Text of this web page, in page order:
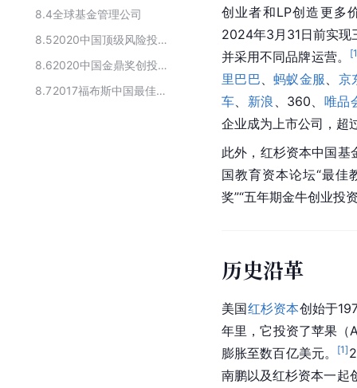
8.4全球基金管理公司
8.5
2020中国顶级风险投资机构榜单
8.6
2020中国金鼎奖创投系列奖项获奖名单
8.7
2017福布斯中国最佳创投机构
创业者和LP创造更多
2024年3月31日前实现
并采用不同品牌运营。
[
里巴巴 、蚂蚁金服
京
车
新浪 、360、 唯品
企业成为上市公司，超
此外，红杉资本中国基
国教育资本论坛“最佳
奖”“五年期金牛创业投
历史沿革
美国红杉资本创始于
年里，它投资了苹果
膨胀至数百亿美元。
[1]
南鹏以及红杉资本一起